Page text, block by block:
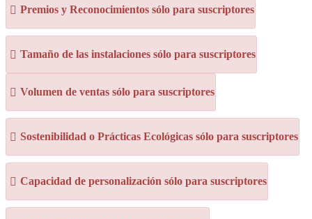
Premios y Reconocimientos sólo para suscriptores
Tamaño de las instalaciones sólo para suscriptores
Volumen de ventas sólo para suscriptores
Sostenibilidad o Prácticas Ecológicas sólo para suscriptores
Capacidad de personalización sólo para suscriptores